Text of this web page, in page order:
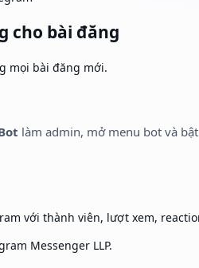
cho bài đăng
mọi bài đăng mới.
làm admin, mở menu bot và
với thành viên, lượt xem,
Messenger LLP.